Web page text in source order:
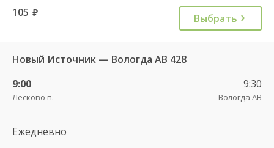
105 руб. Выбрать
Новый Источник — Вологда АВ 428
9:00
Лесково п.
9:30
Вологда АВ
Ежедневно